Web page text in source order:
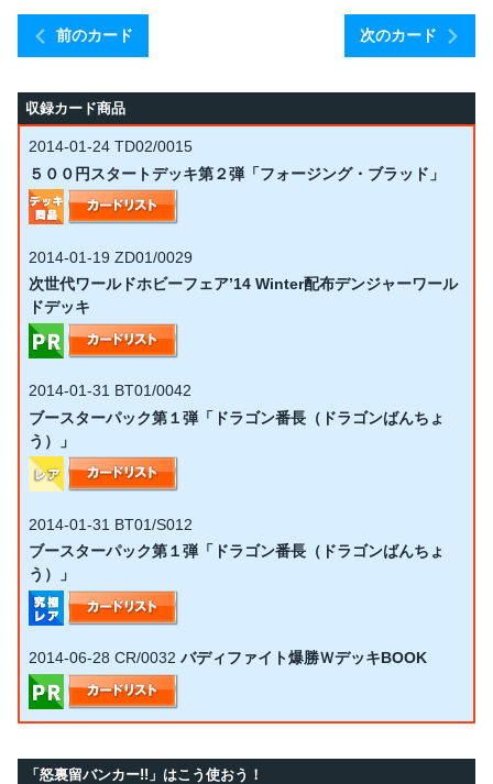
前のカード 次のカード
収録カード商品
2014-01-24 TD02/0015
５００円スタートデッキ第２弾「フォージング・ブラッド」
2014-01-19 ZD01/0029
次世代ワールドホビーフェア’14 Winter配布デンジャーワール
ドデッキ
2014-01-31 BT01/0042
ブースターパック第１弾「ドラゴン番長（ドラゴンばんちょ
う）」
2014-01-31 BT01/S012
ブースターパック第１弾「ドラゴン番長（ドラゴンばんちょ
う）」
2014-06-28 CR/0032 バディファイト爆勝ＷデッキBOOK
「怒裏留バンカー!!」はこう使おう！